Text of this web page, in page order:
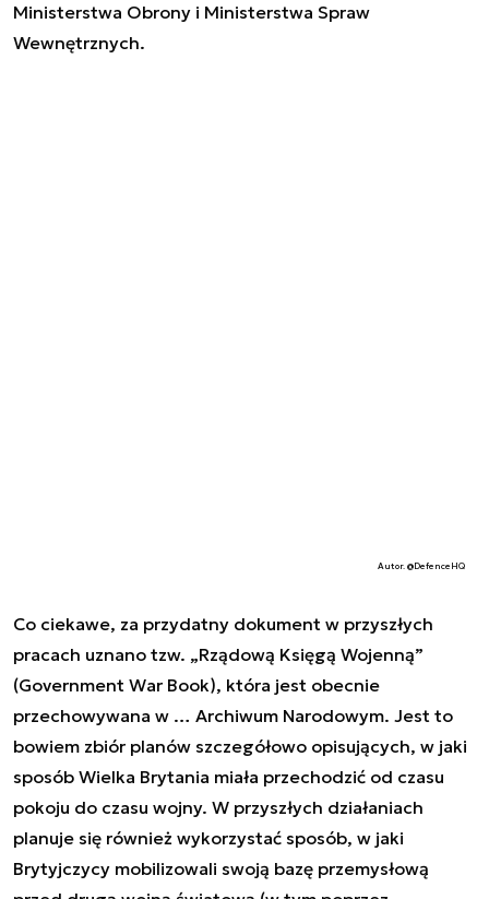
Ministerstwa Obrony i Ministerstwa Spraw
Wewnętrznych.
Autor. @DefenceHQ
Co ciekawe, za przydatny dokument w przyszłych
pracach uznano tzw. „Rządową Księgą Wojenną”
(Government War Book), która jest obecnie
przechowywana w … Archiwum Narodowym. Jest to
bowiem zbiór planów szczegółowo opisujących, w jaki
sposób Wielka Brytania miała przechodzić od czasu
pokoju do czasu wojny. W przyszłych działaniach
planuje się również wykorzystać sposób, w jaki
Brytyjczycy mobilizowali swoją bazę przemysłową